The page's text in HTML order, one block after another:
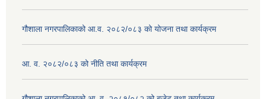
गौशाला नगरपालिकाको आ.व. २०८२/०८३ को योजना तथा कार्यक्रम
आ. व. २०८२/०८३ को नीति तथा कार्यक्रम